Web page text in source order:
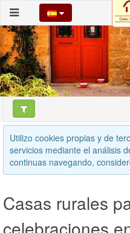
Utilizo cookies propias y de
servicios mediante el análisis
continuas navegando,
Casas rurales
celebraciones